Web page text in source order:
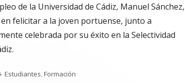
de la Universidad de Cádiz, Manuel Sánchez,
felicitar a la joven portuense, junto a
celebrada por su éxito en la Selectividad
Categorías
Estudiantes,Formación